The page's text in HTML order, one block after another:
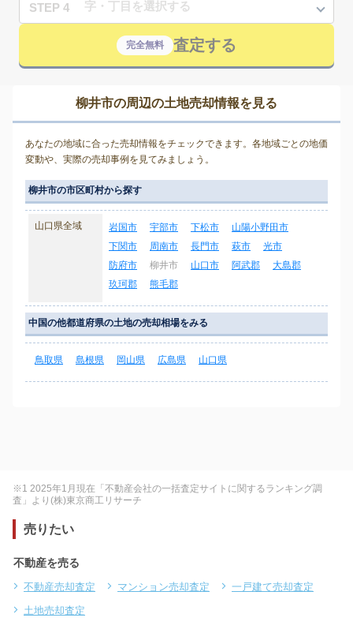
STEP 4
完全無料 査定する
柳井市の周辺の土地売却情報を見る
あなたの地域に合った売却情報をチェックできます。各地域ごとの地価
変動や、実際の売却事例を見てみましょう。
柳井市の市区町村から探す
山口県全域 岩国市 宇部市 下松市
山陽小野田市
下関市
周南市 長門市 萩市
光市
防府市
柳井市 山口市 阿武郡
大島郡
玖珂郡
熊毛郡
中国の他都道府県の土地の売却相場をみる
鳥取県 島根県 岡山県 広島県 山口県
※1 2025年1月現在「不動産会社の一括査定サイトに関するランキング調
査」より(株)東京商工リサーチ
売りたい
不動産を売る
不動産売却査定 マンション売却査定
一戸建て売却査定
土地売却査定